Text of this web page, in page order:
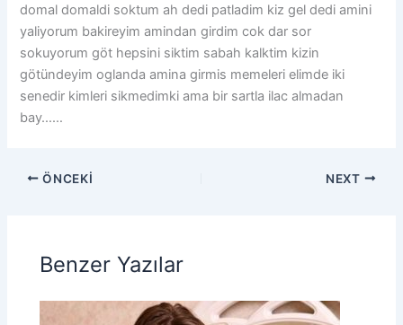
domal domaldi soktum ah dedi patladim kiz gel dedi amini
yaliyorum bakireyim amindan girdim cok dar sor
sokuyorum göt hepsini siktim sabah kalktim kizin
götündeyim oglanda amina girmis memeleri elimde iki
senedir kimleri sikmedimki ama bir sartla ilac almadan
bay……
ÖNCEKI NEXT
Benzer Yazılar